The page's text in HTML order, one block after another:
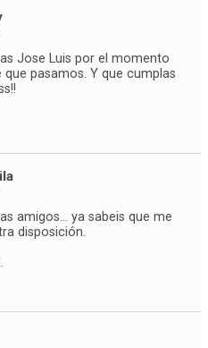
Jose Luis por el momento
que pasamos. Y que cumplas
amigos… ya sabeis que me
disposición.